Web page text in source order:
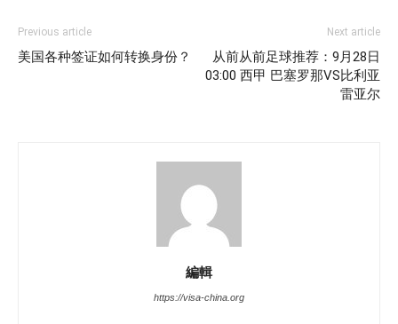
Previous article
美国各种签证如何转换身份？
Next article
从前从前足球推荐：9月28日
03:00 西甲 巴塞罗那VS比利亚
雷亚尔
編輯
https://visa-china.org